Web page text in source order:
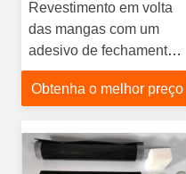
Revestimento em volta
das mangas com um
adesivo de fechamento
para revestimento de
envelopes articulares
Obtenha o melhor preço